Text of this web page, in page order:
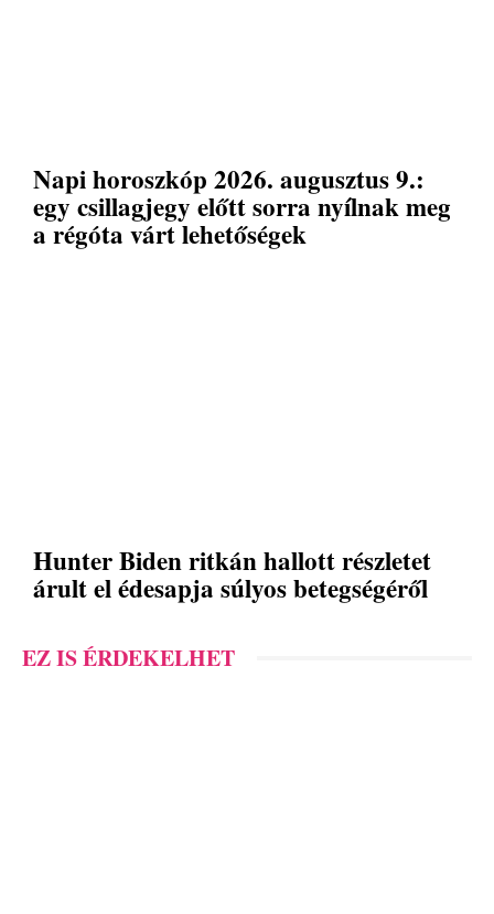
Napi horoszkóp 2026. augusztus 9.:
egy csillagjegy előtt sorra nyílnak meg
a régóta várt lehetőségek
Hunter Biden ritkán hallott részletet
árult el édesapja súlyos betegségéről
EZ IS ÉRDEKELHET